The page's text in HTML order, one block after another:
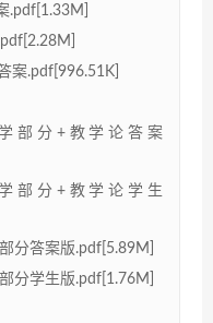
.pdf[1.33M]
案.pdf[996.51K]
部分+教学论答案
部分+教学论学生
分答案版.pdf[5.89M]
分学生版.pdf[1.76M]